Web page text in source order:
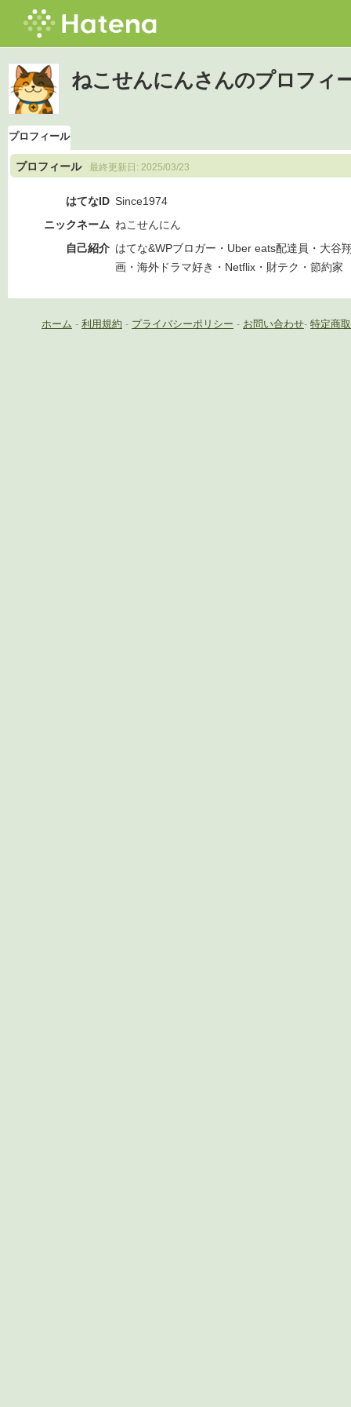
ねこせんにんさんのプロフィ
プロフィール
プロフィール 最終更新日: 2025/03/23
はてなID Since1974
ニックネーム ねこせんにん
自己紹介 はてな&WPブロガー・Uber eats配達員・大谷
画・海外ドラマ好き・Netflix・財テク・節約家
ホーム - 利用規約 - プライバシーポリシー - お問い合わせ- 特定商